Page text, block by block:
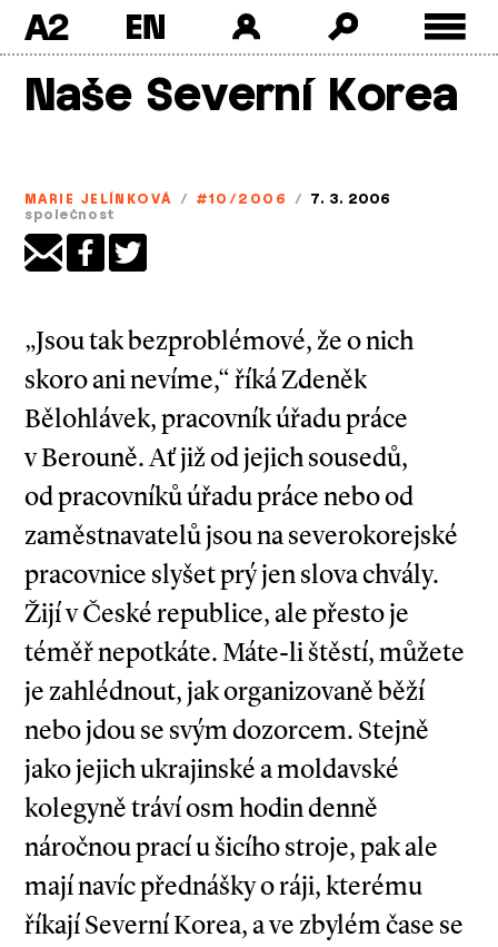
A2
Naše Severní Korea
MARIE JELÍNKOVÁ / #10/2006 / 7. 3. 2006
společnost
„Jsou tak bezproblémové, že o nich
skoro ani nevíme,“ říká Zdeněk
Bělohlávek, pracovník úřadu práce
v Berouně. Ať již od jejich sousedů,
od pracovníků úřadu práce nebo od
zaměstnavatelů jsou na severokorejské
pracovnice slyšet prý jen slova chvály.
Žijí v České republice, ale přesto je
téměř nepotkáte. Máte-li štěstí, můžete
je zahlédnout, jak organizovaně běží
nebo jdou se svým dozorcem. Stejně
jako jejich ukrajinské a moldavské
kolegyně tráví osm hodin denně
náročnou prací u šicího stroje, pak ale
mají navíc přednášky o ráji, kterému
říkají Severní Korea, a ve zbylém čase se